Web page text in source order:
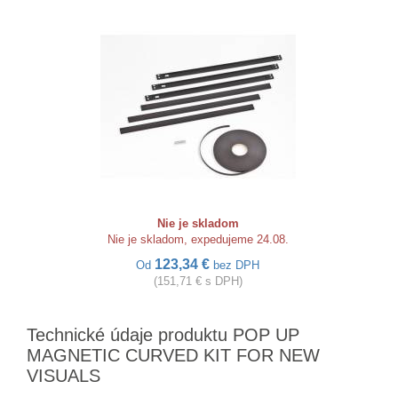
Nie je skladom
Nie je skladom, expedujeme 24.08.
Od 123,34 € bez DPH
(151,71 € s DPH)
Technické údaje produktu POP UP
MAGNETIC CURVED KIT FOR NEW
VISUALS